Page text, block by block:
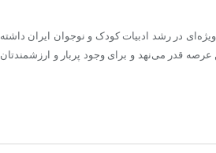
در رشد ادبیات کودک و نوجوان ایران داشته
قدر می‌نهد و برای وجود پربار و ارزشمندتان